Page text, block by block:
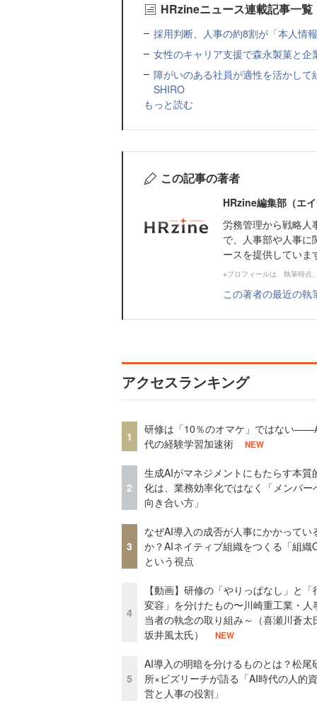
HRzineニュース連載記事一覧
採用判断、人事の約8割が「本人情
女性のキャリア支援で森永製菓と
障がいのある社員が適性を活かし
SHIRO
もっと読む
この記事の著者
HRzine編集部（エ
労務管理から戦略人
で、人事部や人事に
ースを提供していま
※プロフィールは、執筆時点
この著者の最近の執
アクセスランキング
1
研修は「10％のオマケ」ではない
代の経験学習加速術
NEW
2
生成AIがマネジメントにもたらす本質
化は、業務効率化ではなく「メンバー
向き合い方」
3
なぜAI導入の成否が人事にかかってい
か？AIネイティブ組織をつくる「組織
という視点
4
【動画】研修の「やりっぱなし」と「
変容」を分けたもの〜川崎重工業・人
当者の執念の取り組み～（喜瀬川蒼太
坂井風太氏）
NEW
5
AI導入の明暗を分けるものとは？松尾
所×ビズリーチが語る「AI時代の人的
営と人事の役割」